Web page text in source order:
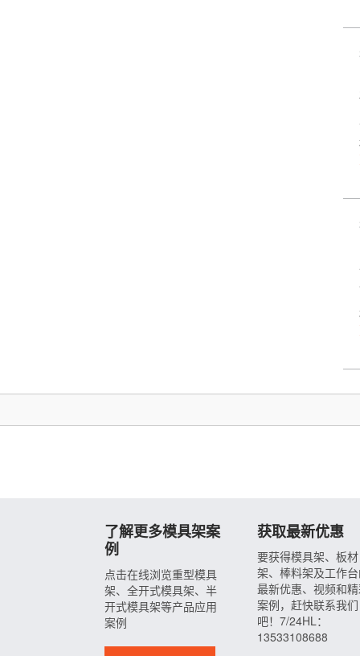
了解更多模具架案
例
点击在线浏览重型模具
架、全开式模具架、半
开式模具架等产品应用
案例
获取最新优惠
要获得模具架、板材
架、棒料架及工作
最新优惠、视频和
案例，赶快联系我们
吧！7/24HL：
13533108688